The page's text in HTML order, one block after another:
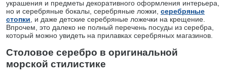
украшения и предметы декоративного оформления интерьера,
но и серебряные бокалы, серебряные ложки, серебряные
стопки , и даже детские серебряные ложечки на крещение.
Впрочем, это далеко не полный перечень посуды из серебра,
который можно увидеть на прилавках серебряных магазинов.
Столовое серебро в оригинальной
морской стилистике